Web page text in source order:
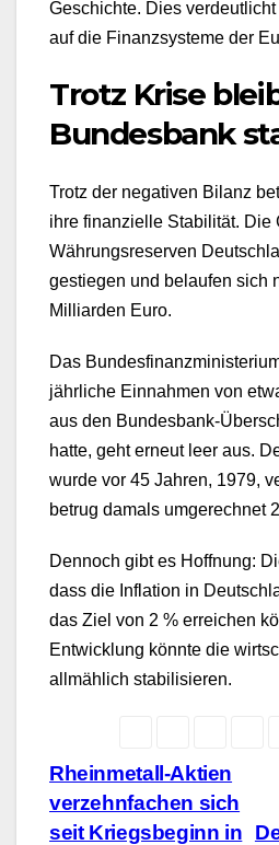
Geschichte. Dies
auf die Finanzsysteme der
Trotz Krise
Bundesbank
Trotz der negativen Bilanz
ihre finanzielle Stabilität. Die
Währungsreserven
gestiegen und belaufen sich
Milliarden Euro.
Das
jährliche Einnahmen von
aus den Bundesbank-
hatte, geht erneut leer aus.
wurde vor 45 Jahren, 1979,
betrug damals umgerechnet
Dennoch gibt es Hoffnung:
dass die Inflation in
das Ziel von 2 % erreichen
Entwicklung könnte die
allmählich stabilisieren.
Rheinmetall-Aktien
verzehnfachen sich
seit Kriegsbeginn in